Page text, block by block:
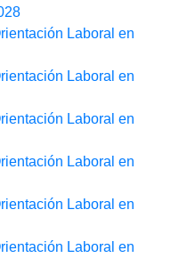
Laboral en
Laboral en
Laboral en
Laboral en
Laboral en
Laboral en